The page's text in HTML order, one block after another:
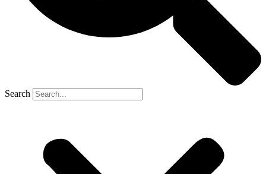
Search